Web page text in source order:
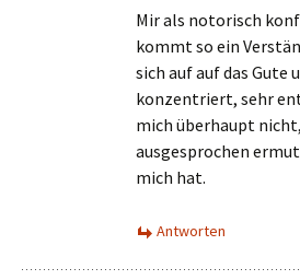
Mir als notorisch
kommt so ein
sich auf auf das Gute
konzentriert, sehr
mich überhaupt
ausgesprochen
mich hat.
Antworten